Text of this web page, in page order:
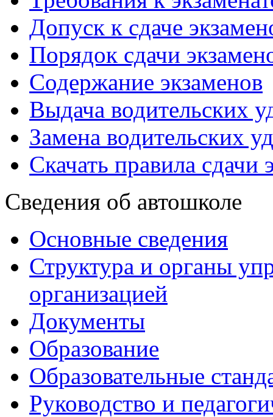
Допуск к сдаче
Порядок сдачи
Содержание экзаменов
Выдача водительских
Замена водительских
Скачать правила сдачи
Сведения об автошколе
Основные сведения
Структура и органы
организацией
Документы
Образование
Образовательные
Руководство и